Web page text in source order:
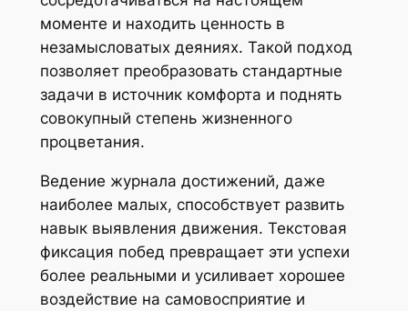
моменте и находить ценность в
незамысловатых деяниях. Такой подход
позволяет преобразовать стандартные
задачи в источник комфорта и поднять
совокупный степень жизненного
процветания.
Ведение журнала достижений, даже
наиболее малых, способствует развить
навык выявления движения. Текстовая
фиксация побед превращает эти успехи
более реальными и усиливает хорошее
воздействие на самовосприятие и